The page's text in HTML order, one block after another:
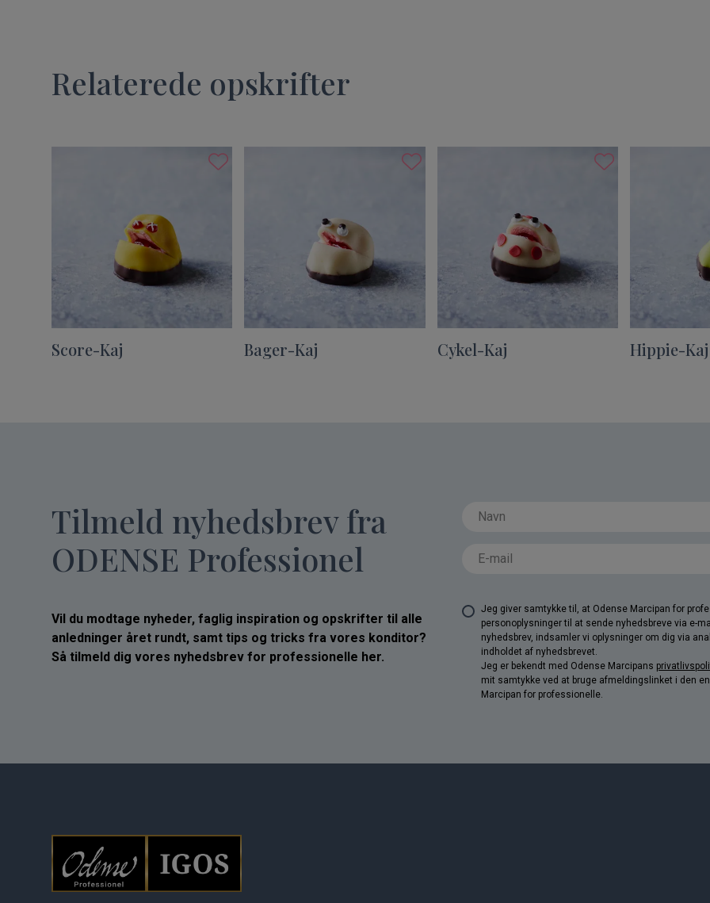
Relaterede opskrifter
Score-Kaj Bager-Kaj Cykel-Kaj Hippie-Kaj
Tilmeld nyhedsbrev fra
ODENSE Professionel
Vil du modtage nyheder, faglig inspiration og opskrifter til alle
anledninger året rundt, samt tips og tricks fra vores konditor?
Så tilmeld dig vores nyhedsbrev for professionelle her.
Jeg giver samtykke til, at Odense Marcipan for
personoplysninger til at sende nyhedsbreve via e-
nyhedsbrev, indsamler vi oplysninger om dig via
indholdet af nyhedsbrevet.
Jeg er bekendt med Odense Marcipans
mit samtykke ved at bruge afmeldingslinket i den
Marcipan for professionelle.